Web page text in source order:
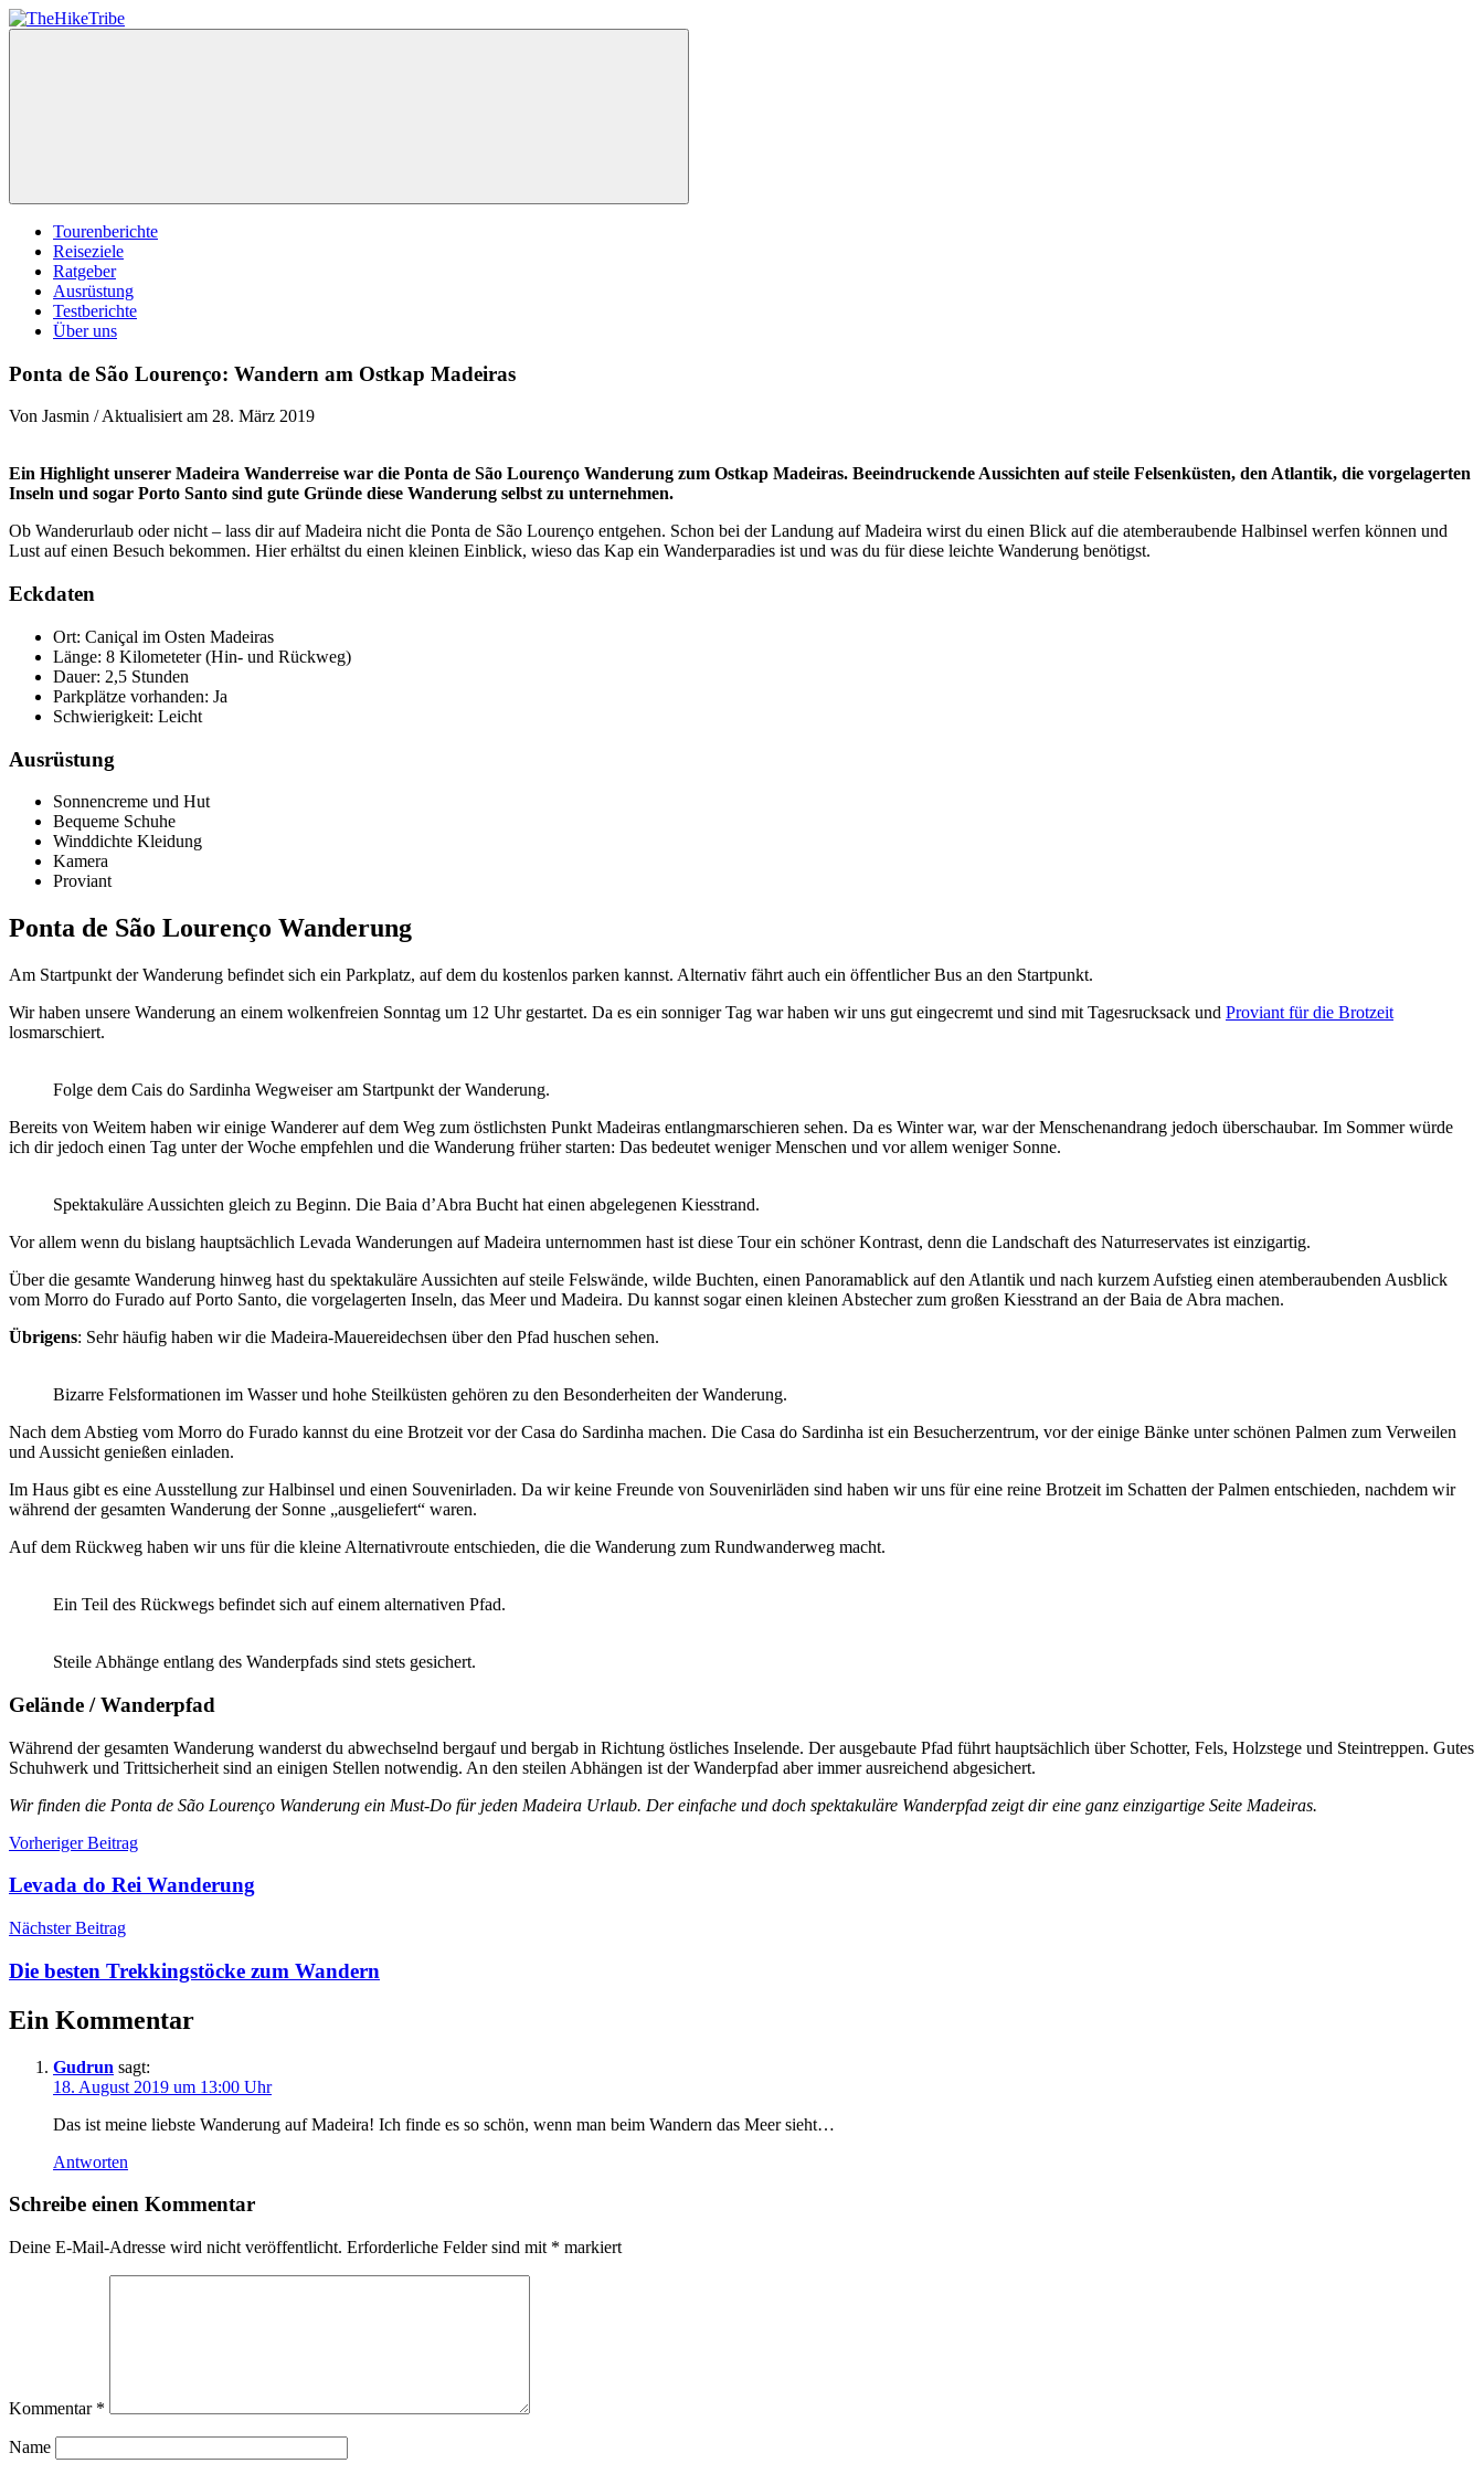
Zum
Inhalt
Menu
Tourenberichte
Reiseziele
Ratgeber
Ausrüstung
Testberichte
Über uns
Ponta de São Lourenço: Wandern am Ostkap Madeiras
Von Jasmin / Aktualisiert am 28. März 2019
Ein Highlight unserer Madeira Wanderreise war die Ponta de São Lourenço Wanderung zum Ostkap Madeiras. Beeindruckende Aussichten auf steile Felsenküsten, den Atlantik, die vorgelagerten
Inseln und sogar Porto Santo sind gute Gründe diese Wanderung selbst zu unternehmen.
Ob Wanderurlaub oder nicht – lass dir auf Madeira nicht die Ponta de São Lourenço entgehen. Schon bei der Landung auf Madeira wirst du einen Blick auf die atemberaubende Halbinsel werfen können und
Lust auf einen Besuch bekommen. Hier erhältst du einen kleinen Einblick, wieso das Kap ein Wanderparadies ist und was du für diese leichte Wanderung benötigst.
Eckdaten
Ort: Caniçal im Osten Madeiras
Länge: 8 Kilometeter (Hin- und Rückweg)
Dauer: 2,5 Stunden
Parkplätze vorhanden: Ja
Schwierigkeit: Leicht
Ausrüstung
Sonnencreme und Hut
Bequeme Schuhe
Winddichte Kleidung
Kamera
Proviant
Ponta de São Lourenço Wanderung
Am Startpunkt der Wanderung befindet sich ein Parkplatz, auf dem du kostenlos parken kannst. Alternativ fährt auch ein öffentlicher Bus an den Startpunkt.
Wir haben unsere Wanderung an einem wolkenfreien Sonntag um 12 Uhr gestartet. Da es ein sonniger Tag war haben wir uns gut eingecremt und sind mit Tagesrucksack und Proviant für die Brotzeit
losmarschiert.
Folge dem Cais do Sardinha Wegweiser am Startpunkt der Wanderung.
Bereits von Weitem haben wir einige Wanderer auf dem Weg zum östlichsten Punkt Madeiras entlangmarschieren sehen. Da es Winter war, war der Menschenandrang jedoch überschaubar. Im Sommer würde
ich dir jedoch einen Tag unter der Woche empfehlen und die Wanderung früher starten: Das bedeutet weniger Menschen und vor allem weniger Sonne.
Spektakuläre Aussichten gleich zu Beginn. Die Baia d’Abra Bucht hat einen abgelegenen Kiesstrand.
Vor allem wenn du bislang hauptsächlich Levada Wanderungen auf Madeira unternommen hast ist diese Tour ein schöner Kontrast, denn die Landschaft des Naturreservates ist einzigartig.
Über die gesamte Wanderung hinweg hast du spektakuläre Aussichten auf steile Felswände, wilde Buchten, einen Panoramablick auf den Atlantik und nach kurzem Aufstieg einen atemberaubenden Ausblick
vom Morro do Furado auf Porto Santo, die vorgelagerten Inseln, das Meer und Madeira. Du kannst sogar einen kleinen Abstecher zum großen Kiesstrand an der Baia de Abra machen.
Übrigens: Sehr häufig haben wir die Madeira-Mauereidechsen über den Pfad huschen sehen.
Bizarre Felsformationen im Wasser und hohe Steilküsten gehören zu den Besonderheiten der Wanderung.
Nach dem Abstieg vom Morro do Furado kannst du eine Brotzeit vor der Casa do Sardinha machen. Die Casa do Sardinha ist ein Besucherzentrum, vor der einige Bänke unter schönen Palmen zum Verweilen
und Aussicht genießen einladen.
Im Haus gibt es eine Ausstellung zur Halbinsel und einen Souvenirladen. Da wir keine Freunde von Souvenirläden sind haben wir uns für eine reine Brotzeit im Schatten der Palmen entschieden, nachdem wir
während der gesamten Wanderung der Sonne „ausgeliefert“ waren.
Auf dem Rückweg haben wir uns für die kleine Alternativroute entschieden, die die Wanderung zum Rundwanderweg macht.
Ein Teil des Rückwegs befindet sich auf einem alternativen Pfad.
Steile Abhänge entlang des Wanderpfads sind stets gesichert.
Gelände / Wanderpfad
Während der gesamten Wanderung wanderst du abwechselnd bergauf und bergab in Richtung östliches Inselende. Der ausgebaute Pfad führt hauptsächlich über Schotter, Fels, Holzstege und Steintreppen. Gutes
Schuhwerk und Trittsicherheit sind an einigen Stellen notwendig. An den steilen Abhängen ist der Wanderpfad aber immer ausreichend abgesichert.
Wir finden die Ponta de São Lourenço Wanderung ein Must-Do für jeden Madeira Urlaub. Der einfache und doch spektakuläre Wanderpfad zeigt dir eine ganz einzigartige Seite Madeiras.
Tourenberichte
Beitragsnavigation
Vorheriger Beitrag
Levada do Rei Wanderung
Nächster Beitrag
Die besten Trekkingstöcke zum Wandern
Ein Kommentar
Gudrun sagt:
18. August 2019 um 13:00 Uhr
Das ist meine liebste Wanderung auf Madeira! Ich finde es so schön, wenn man beim Wandern das Meer sieht…
Antworten
Schreibe einen Kommentar
Deine E-Mail-Adresse wird nicht veröffentlicht. Erforderliche Felder sind mit * markiert
Kommentar *
Name